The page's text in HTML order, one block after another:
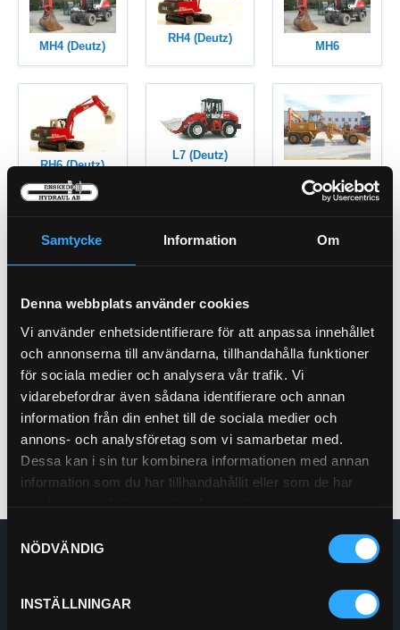
Samtycke Information Om
Denna webbplats använder cookies
Vi använder enhetsidentifierare för att anpassa innehållet
och annonserna till användarna, tillhandahålla funktioner
för sociala medier och analysera vår trafik. Vi
vidarebefordrar även sådana identifierare och annan
information från din enhet till de sociala medier och
annons- och analysföretag som vi samarbetar med.
Dessa kan i sin tur kombinera informationen med annan
information som du har tillhandahållit eller som de har
NÖDVÄNDIG
INSTÄLLNINGAR
MH4 (Deutz)
RH4 (Deutz)
MH6
RH6 (Deutz)
L7 (Deutz)
L20 (Deutz)
Enskede Hydraul AB
Telefon: 0292-10630